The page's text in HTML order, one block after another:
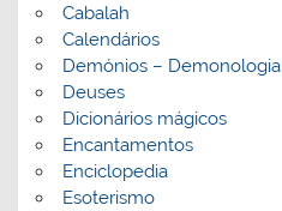
Cabalah
Calendários
Demónios – Demonologia
Deuses
Dicionários mágicos
Encantamentos
Enciclopedia
Esoterismo